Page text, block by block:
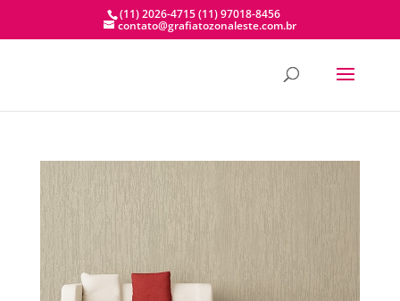
(11) 2026-4715(11) 97018-8456
contato@grafiatozonaleste.com.br